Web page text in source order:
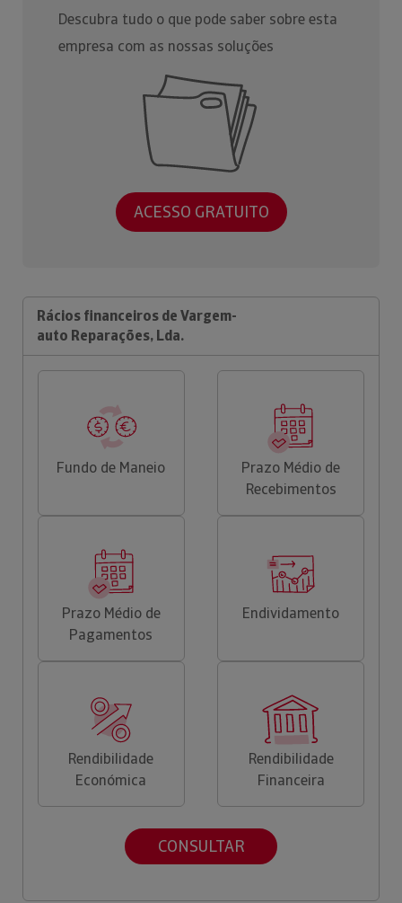
Descubra tudo o que pode saber sobre esta
empresa com as nossas soluções
ACESSO GRATUITO
Rácios financeiros de Vargem-
auto Reparações, Lda.
Fundo de Maneio
Prazo Médio de
Recebimentos
Prazo Médio de
Pagamentos
Endividamento
Rendibilidade
Económica
Rendibilidade
Financeira
CONSULTAR